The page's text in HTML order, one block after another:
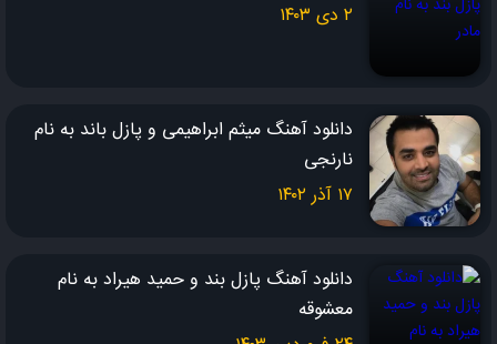
رفیق شدم دیگه با ساحل
با خودمم می جنگه دلم
تویی حسِ قشنگِ دلم
بعدِ تو هنوز توو اشتباهم چیه گناهم
ساحل ساحل موج می ریزه توو گِلوی بغضم
۲ دی ۱۴۰۳
دانلود آهنگ میثم ابراهیمی و پازل باند به نام
نارنجی
۱۷ آذر ۱۴۰۲
دانلود آهنگ پازل بند و حمید هیراد به نام
معشوقه